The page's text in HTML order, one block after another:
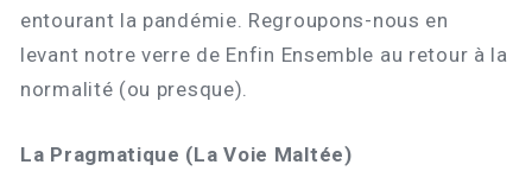
entourant la pandémie. Regroupons-nous en
levant notre verre de Enfin Ensemble au retour à la
normalité (ou presque).
La Pragmatique (La Voie Maltée)